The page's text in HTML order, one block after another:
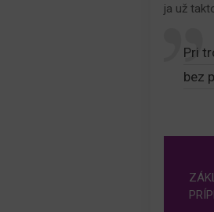
ja už
Pri
bez